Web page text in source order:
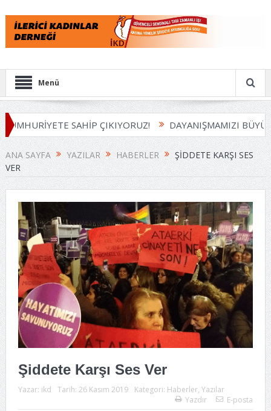
Menü
SAHİP ÇIKIYORUZ! DAYANIŞMAMIZI BÜYÜTÜYORUZ
ANA SAYFA YAZILAR HABERLER
ŞIDDETE KARŞI SES
VER
Şiddete Karşı Ses Ver
Yazar: ikd Tarih: 26 Kasım 2019 Kategori: Haberler, Yazılar
Yazdır
E-posta